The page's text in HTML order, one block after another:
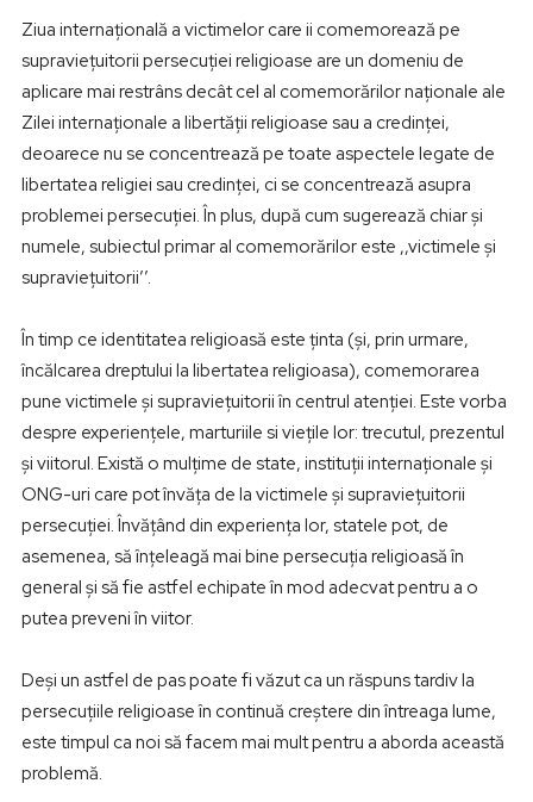
Ziua internațională a victimelor care ii comemorează pe
supraviețuitorii persecuției religioase are un domeniu de
aplicare mai restrâns decât cel al comemorărilor naționale ale
Zilei internaționale a libertății religioase sau a credinței,
deoarece nu se concentrează pe toate aspectele legate de
libertatea religiei sau credinței, ci se concentrează asupra
problemei persecuției. În plus, după cum sugerează chiar și
numele, subiectul primar al comemorărilor este ,,victimele și
supraviețuitorii’’.
În timp ce identitatea religioasă este ținta (și, prin urmare,
încălcarea dreptului la libertatea religioasa), comemorarea
pune victimele și supraviețuitorii în centrul atenției. Este vorba
despre experiențele, marturiile si viețile lor: trecutul, prezentul
și viitorul. Există o mulțime de state, instituții internaționale și
ONG-uri care pot învăța de la victimele și supraviețuitorii
persecuției. Învățând din experiența lor, statele pot, de
asemenea, să înțeleagă mai bine persecuția religioasă în
general și să fie astfel echipate în mod adecvat pentru a o
putea preveni în viitor.
Deși un astfel de pas poate fi văzut ca un răspuns tardiv la
persecuțiile religioase în continuă creștere din întreaga lume,
este timpul ca noi să facem mai mult pentru a aborda această
problemă.